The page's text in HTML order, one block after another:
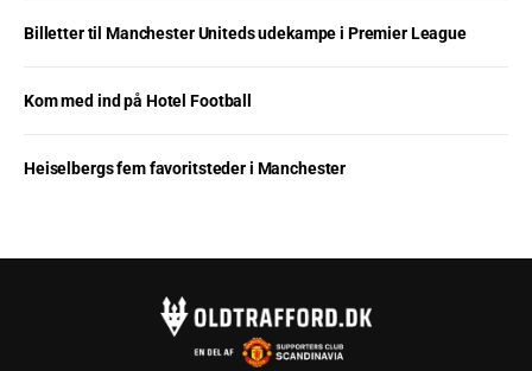
Billetter til Manchester Uniteds udekampe i Premier League
Kom med ind på Hotel Football
Heiselbergs fem favoritsteder i Manchester